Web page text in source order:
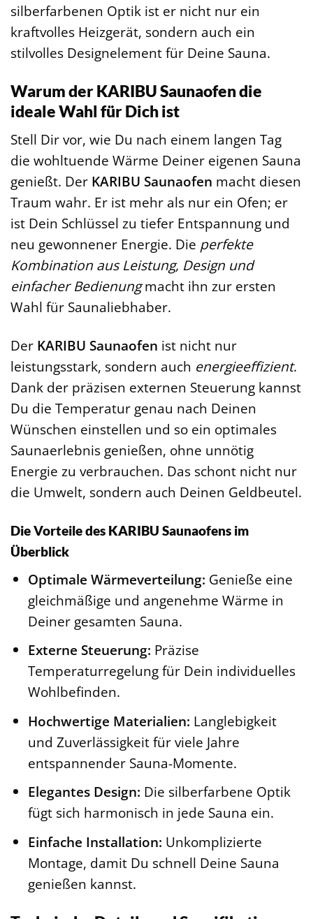
silberfarbenen Optik ist er nicht nur ein
kraftvolles Heizgerät, sondern auch ein
stilvolles Designelement für Deine Sauna.
Warum der KARIBU Saunaofen die
ideale Wahl für Dich ist
Stell Dir vor, wie Du nach einem langen Tag
die wohltuende Wärme Deiner eigenen Sauna
genießt. Der KARIBU Saunaofen macht diesen
Traum wahr. Er ist mehr als nur ein Ofen; er
ist Dein Schlüssel zu tiefer Entspannung und
neu gewonnener Energie. Die perfekte
Kombination aus Leistung, Design und
einfacher Bedienungmacht ihn zur ersten
Wahl für Saunaliebhaber.
Der KARIBU Saunaofen ist nicht nur
leistungsstark, sondern auch energieeffizient.
Dank der präzisen externen Steuerung kannst
Du die Temperatur genau nach Deinen
Wünschen einstellen und so ein optimales
Saunaerlebnis genießen, ohne unnötig
Energie zu verbrauchen. Das schont nicht nur
die Umwelt, sondern auch Deinen Geldbeutel.
Die Vorteile des KARIBU Saunaofens im
Überblick
Optimale Wärmeverteilung: Genieße eine
gleichmäßige und angenehme Wärme in
Deiner gesamten Sauna.
Externe Steuerung: Präzise
Temperaturregelung für Dein individuelles
Wohlbefinden.
Hochwertige Materialien: Langlebigkeit
und Zuverlässigkeit für viele Jahre
entspannender Sauna-Momente.
Elegantes Design: Die silberfarbene Optik
fügt sich harmonisch in jede Sauna ein.
Einfache Installation: Unkomplizierte
Montage, damit Du schnell Deine Sauna
genießen kannst.